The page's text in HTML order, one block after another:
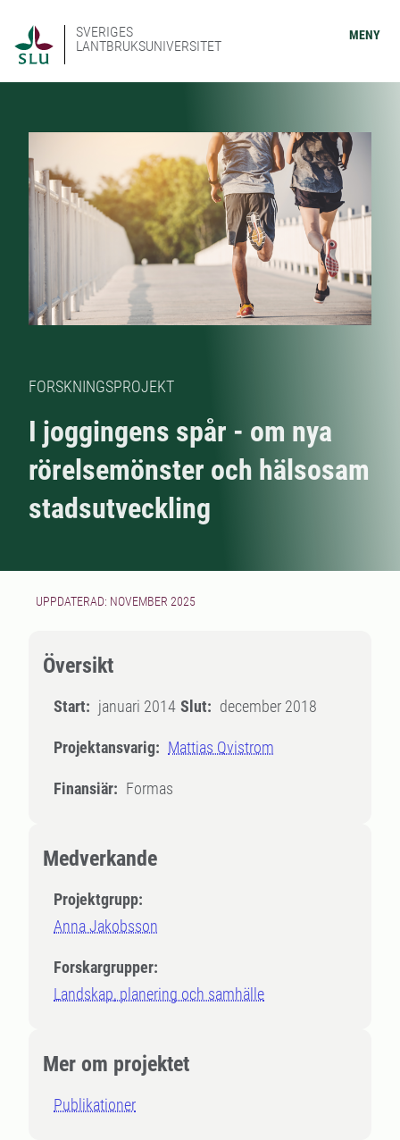
SVERIGES
LANTBRUKSUNIVERSITET
MENY
FORSKNINGSPROJEKT
I joggingens spår - om nya
rörelsemönster och hälsosam
stadsutveckling
UPPDATERAD: NOVEMBER 2025
Översikt
Start: januari 2014 Slut: december 2018
Projektansvarig: Mattias Qvistrom
Finansiär: Formas
Medverkande
Projektgrupp:
Anna Jakobsson
Forskargrupper:
Landskap, planering och samhälle
Mer om projektet
Publikationer